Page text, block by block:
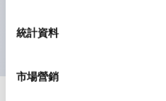
統計資料
市場營銷
顏色表現更明確鮮明，便於